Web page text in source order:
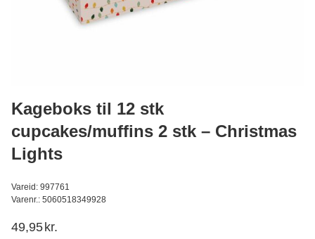
Apple aroma superkoncentreret 3,7 ml
Kageboks til 12 stk
cupcakes/muffins 2 stk – Christmas
Lights
Vareid: 997761
Varenr.: 5060518349928
49,95 kr.